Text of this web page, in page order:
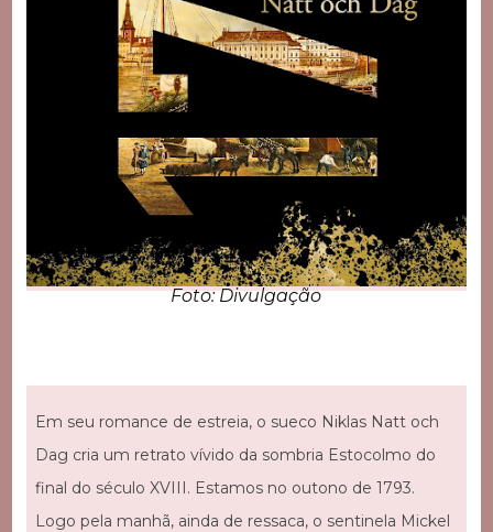
Foto: Divulgação
Em seu romance de estreia, o sueco Niklas Natt och
Dag cria um retrato vívido da sombria Estocolmo do
final do século XVIII. Estamos no outono de 1793.
Logo pela manhã, ainda de ressaca, o sentinela Mickel